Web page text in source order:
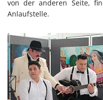
von der anderen Seite,
Anlaufstelle.